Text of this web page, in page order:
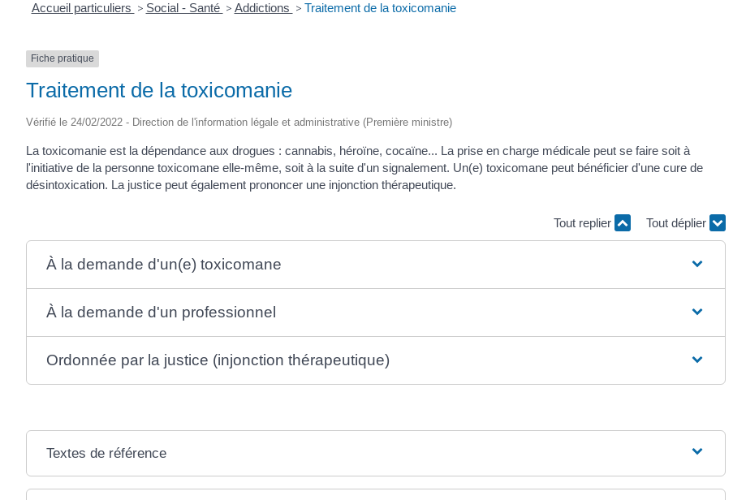
Accueil particuliers > Social - Santé > Addictions > Traitement de la toxicomanie
Fiche pratique
Traitement de la toxicomanie
Vérifié le 24/02/2022 - Direction de l'information légale et administrative (Première ministre)
La toxicomanie est la dépendance aux drogues : cannabis, héroïne, cocaïne... La prise en charge médicale peut se faire soit à
l'initiative de la personne toxicomane elle-même, soit à la suite d'un signalement. Un(e) toxicomane peut bénéficier d'une cure de
désintoxication. La justice peut également prononcer une injonction thérapeutique.
Tout replier Tout déplier
À la demande d'un(e) toxicomane
À la demande d'un professionnel
Ordonnée par la justice (injonction thérapeutique)
Textes de référence